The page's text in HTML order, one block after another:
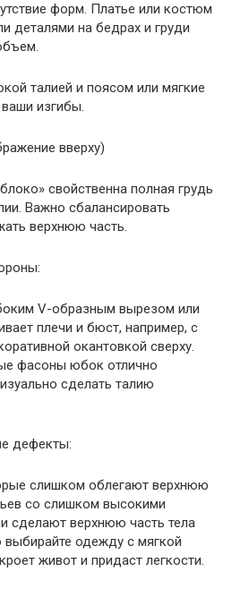
форм. Платье или костюм
деталями на бедрах и груди
талией и поясом или мягкие
изгибы.
вверху)
свойственна полная грудь
Важно сбалансировать
верхнюю часть.
V-образным вырезом или
плечи и бюст, например, с
окантовкой сверху.
фасоны юбок отлично
сделать талию
дефекты:
слишком облегают верхнюю
со слишком высокими
сделают верхнюю часть тела
одежду с мягкой
живот и придаст легкости.